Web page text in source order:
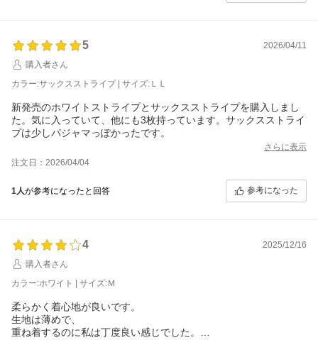
5
2026/04/11
購入者さん
カラー:サックスストライプ | サイズ:ＬＬ
新発売のホワイトストライプとサックスストライプを購入しまし
た。気に入っていて、他にも3枚持っています。サックスストライ
プは少しパジャマっぽかったです。
さらに表示
注文日：2026/04/04
1人が参考になったと回答 参考になった
4
2025/12/16
購入者さん
カラー:ホワイト | サイズ:Ｍ
柔らかく着心地が良いです。
生地は薄めで、
重ね着するのに私は丁度良い感じでした。